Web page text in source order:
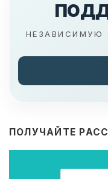
НЕЗАВИСИМУЮ
ПОЛУЧАЙТЕ